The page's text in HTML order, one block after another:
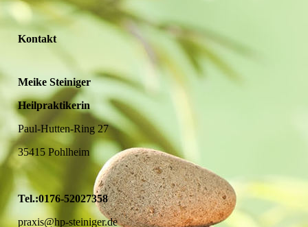
Kontakt
Meike Steiniger
Heilpraktikerin
Paul-Hutten-Ring 27
35415 Pohlheim
Tel.:0176-52027358
praxis@hp-steiniger.de